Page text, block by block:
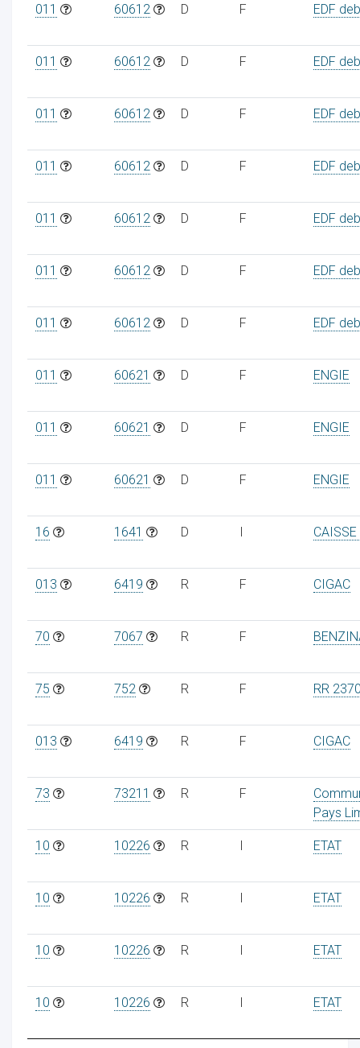
011 60612 D F EDF
011 60612 D F EDF
011 60612 D F EDF
011 60612 D F EDF
011 60612 D F EDF
011 60612 D F EDF
011 60612 D F EDF
011 60621 D F ENGIE
011 60621 D F ENGIE
011 60621 D F ENGIE
16 1641 D I CAISSE
013 6419 R F CIGAC
70 7067 R F
75 752 R F RR
013 6419 R F CIGAC
73 73211 R F
Pays
10 10226 R I ETAT
10 10226 R I ETAT
10 10226 R I ETAT
10 10226 R I ETAT